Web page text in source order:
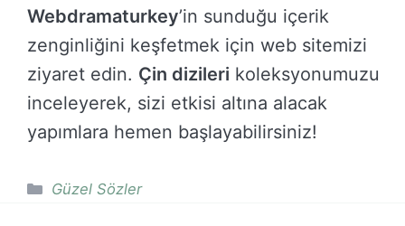
Webdramaturkey’in sunduğu içerik
zenginliğini keşfetmek için web sitemizi
ziyaret edin. Çin dizileri koleksyonumuzu
inceleyerek, sizi etkisi altına alacak
yapımlara hemen başlayabilirsiniz!
Kategoriler
Güzel Sözler